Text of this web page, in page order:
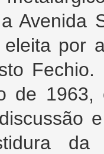
Avenida
por
de 1963,
da